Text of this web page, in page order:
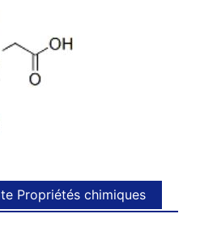
Propriétés chimiques